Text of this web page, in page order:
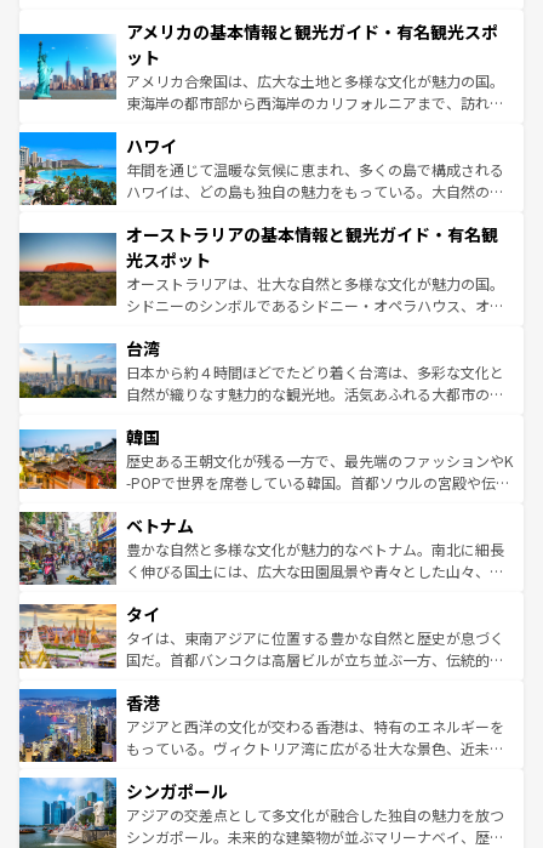
ンツ一覧を参照してほしい。
の建物がそのまま残る町や、スイスならではのユニークな
博物館もあり、アルプス観光だけでなく町歩きも満喫する
ことができる。国民の所得が高いため物価も高いが、旅行
者向けの交通パス提供のサービスもあり、うまく活用すれ
着のスイス情報は
アメリカの基本情報と観光ガイド・有名観光スポ
ット
アメリカ合衆国は、広大な土地と多様な文化が魅力の国。
東海岸の都市部から西海岸のカリフォルニアまで、訪れる
のような巨大都市は、観光、ショッピング、エンターテイ
ンメントが詰まった刺激的なスポットだ。一方、アメリカ
西部には大自然が広がり、グランドキャニオンやイエロー
部のニューオーリンズでは、音楽と美食が融合した独特の
文化が魅力。旅行者はアメリカの各地域で異なる魅力を楽
しみながら、その多様性と豊かな歴史を感じることができ
るだろう。車でのロードトリップや列車の旅も、アメリカ
情報は
ハワイ
年間を通じて温暖な気候に恵まれ、多くの島で構成される
ハワイは、どの島も独自の魅力をもっている。大自然の神
ワイ島は見逃せない。また、定番の観光地といえばオアフ
島だが、静かな自然を求めるならマウイ島やカウアイ島が
おすすめ。エメラルドグリーンに輝く海をはじめ、豊かな
文化や歴史が息づいている。「アロハスピリット」と呼ば
人々、おいしいローカルフードやハワイアンミュージッ
ク、伝統的なフラダンスなど、すべてがハワイの魅力を彩
っている。訪れるたびに新しい発見と感動が待っているハ
はコンテンツ一覧
オーストラリアの基本情報と観光ガイド・有名観
光スポット
オーストラリアは、壮大な自然と多様な文化が魅力の国。
シドニーのシンボルであるシドニー・オペラハウス、オー
リアリーフや大陸中央部にそびえるウルル（エアーズロッ
ク）、タスマニアの美しい原生林やケアンズの熱帯雨林な
ど、見どころがたくさん。また、カフェやワイン、オージ
いる。アクティビティも充実しており、サーフィンやダイ
ビング、ハイキングなど、アウトドア好きにはたまらな
い。オーストラリアの多彩な魅力を存分に味わいつくそ
参照してほしい。
台湾
日本から約４時間ほどでたどり着く台湾は、多彩な文化と
自然が織りなす魅力的な観光地。活気あふれる大都市の台
ン）、静ひつな山岳地帯である台湾東部など、都市の喧騒
と山間の静けさが共存しており、訪れる人に新しい発見と
驚きをもたらしてくれる。また、奥深い台湾の食文化も魅
容にもいいと評判のスイーツなど、バラエティ豊かな料理
が味わえる。 なお、新着の台湾情報は コンテンツ一覧を参
照してほしい。
韓国
歴史ある王朝文化が残る一方で、最先端のファッションやK
-POPで世界を席巻している韓国。首都ソウルの宮殿や伝統
き、地方に足を延ばせば四季折々の自然美を楽しむことが
できる。そして、キムチや焼肉、絶品のストリートフード
まで、さまざまな韓国料理が待っている。夜には、韓国な
リティに包まれながら、韓国の多彩な魅力を心ゆくまで味
わってみてほしい。 なお、新着の韓国情報はコンテンツ一
覧を参照してほしい。
ベトナム
豊かな自然と多様な文化が魅力的なベトナム。南北に細長
く伸びる国土には、広大な田園風景や青々とした山々、世
急速な発展と共に伝統が息づく。ハノイの古い町並みやホ
ーチミン市のフランス統治時代の建物も、独特の雰囲気を
醸し出している。また、バラエティの豊かさとおいしさで
とつ。フォーやバインミー、ベトナムコーヒーなどは、ぜ
ひ現地で味わいたい。どの地域を訪れてもあたたかい人々
が旅行者を迎えてくれるので、きっと忘れられない旅にな
参照してほしい。
タイ
タイは、東南アジアに位置する豊かな自然と歴史が息づく
国だ。首都バンコクは高層ビルが立ち並ぶ一方、伝統的な
の活気が交差している。北部ではチェンマイなどの山岳地
帯で自然と触れ合い、南部ではプーケットやクラビの美し
いビーチでリゾート気分を楽しむことができる。タイ料理
激する。気候は一年中温暖で、どの季節にも異なる楽しみ
が待っている。親しみやすいタイの人々、仏教を中心とし
た文化、そして多様な観光資源が、訪れる旅人を魅了し続
香港
アジアと西洋の文化が交わる香港は、特有のエネルギーを
もっている。ヴィクトリア湾に広がる壮大な景色、近未来
み、どこを訪れても感動するはず。観光スポットが密集し
ており、効率よく見どころを回れるのも魅力。息をのむよ
うな絶景から文化的な体験まで、香港を存分に楽しみ尽く
シンガポール
アジアの交差点として多文化が融合した独自の魅力を放つ
シンガポール。未来的な建築物が並ぶマリーナベイ、歴史